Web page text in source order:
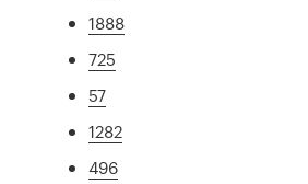
1888
725
57
1282
496